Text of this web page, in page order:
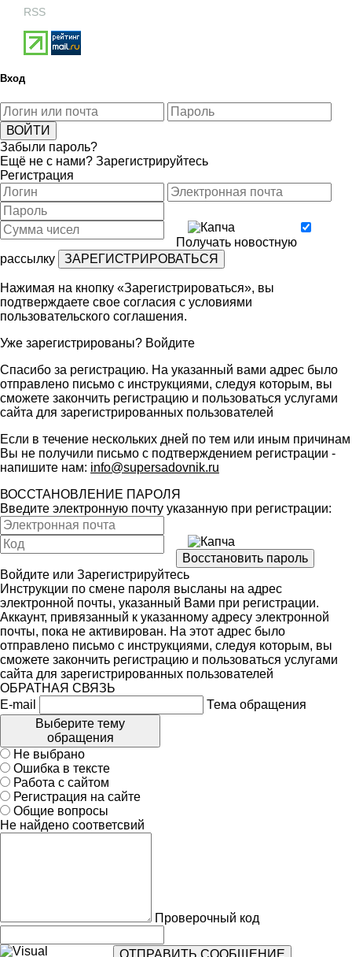
RSS
Вход
Забыли пароль?
Ещё не с нами? Зарегистрируйтесь
Регистрация
Получать новостную
рассылку
Нажимая на кнопку «Зарегистрироваться», вы
подтверждаете свое согласия с условиями
пользовательского соглашения.
Уже зарегистрированы? Войдите
Спасибо за регистрацию. На указанный вами адрес было
отправлено письмо с инструкциями, следуя которым, вы
сможете закончить регистрацию и пользоваться услугами
сайта для зарегистрированных пользователей
Если в течение нескольких дней по тем или иным причинам
Вы не получили письмо с подтверждением регистрации -
напишите нам: info@supersadovnik.ru
ВОССТАНОВЛЕНИЕ ПАРОЛЯ
Введите электронную почту указанную при регистрации:
Войдите или Зарегистрируйтесь
Инструкции по смене пароля высланы на адрес
электронной почты, указанный Вами при регистрации.
Аккаунт, привязанный к указанному адресу электронной
почты, пока не активирован. На этот адрес было
отправлено письмо с инструкциями, следуя которым, вы
сможете закончить регистрацию и пользоваться услугами
сайта для зарегистрированных пользователей
ОБРАТНАЯ СВЯЗЬ
E-mail
Тема обращения
Выберите тему
обращения
Не выбрано
Ошибка в тексте
Работа с сайтом
Регистрация на сайте
Общие вопросы
Не найдено соответсвий
Проверочный код